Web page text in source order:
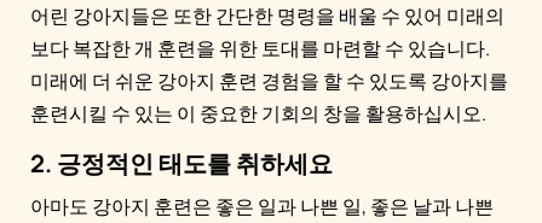
어린 강아지들은 또한 간단한 명령을 배울 수 있어 미래의
보다 복잡한 개 훈련을 위한 토대를 마련할 수 있습니다.
미래에 더 쉬운 강아지 훈련 경험을 할 수 있도록 강아지를
훈련시킬 수 있는 이 중요한 기회의 창을 활용하십시오.
2. 긍정적인 태도를 취하세요
아마도 강아지 훈련은 좋은 일과 나쁜 일, 좋은 날과 나쁜